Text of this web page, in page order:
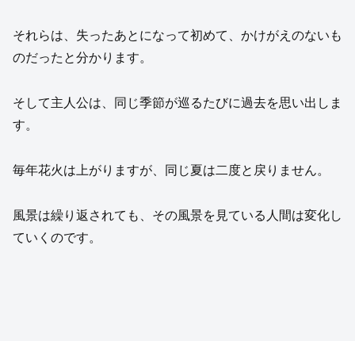
それらは、失ったあとになって初めて、かけがえのないも
のだったと分かります。
そして主人公は、同じ季節が巡るたびに過去を思い出しま
す。
毎年花火は上がりますが、同じ夏は二度と戻りません。
風景は繰り返されても、その風景を見ている人間は変化し
ていくのです。